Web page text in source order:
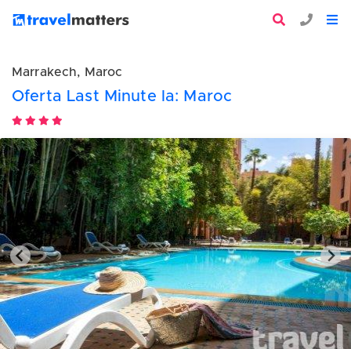
Marrakech, Maroc
Oferta Last Minute la: Maroc